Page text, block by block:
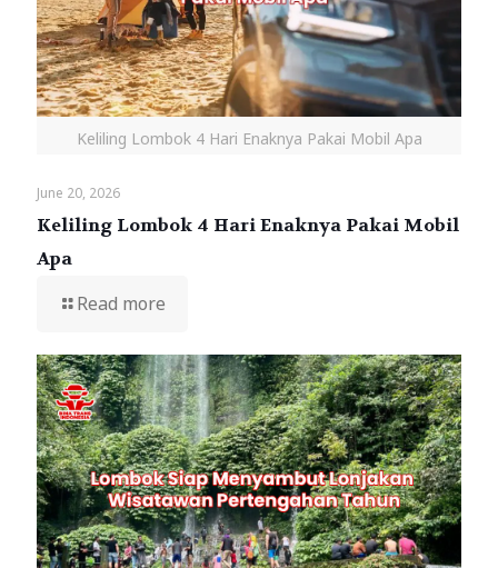
Keliling Lombok 4 Hari Enaknya Pakai Mobil Apa
June 20, 2026
Keliling Lombok 4 Hari Enaknya Pakai Mobil
Apa
Read more